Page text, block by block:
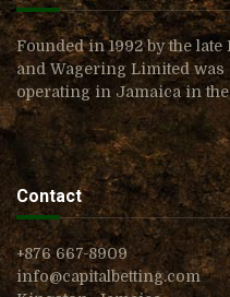
Founded in 1992 by the
and Wagering Limited
operating in Jamaica in the
Contact
+876 667-8909
info@capitalbetting.com